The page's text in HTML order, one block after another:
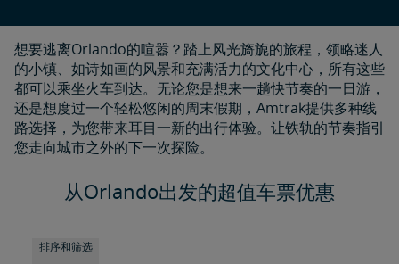
想要逃离Orlando的喧嚣？踏上风光旖旎的旅程，领略迷人
的小镇、如诗如画的风景和充满活力的文化中心，所有这些
都可以乘坐火车到达。无论您是想来一趟快节奏的一日游，
还是想度过一个轻松悠闲的周末假期，Amtrak提供多种线
路选择，为您带来耳目一新的出行体验。让铁轨的节奏指引
您走向城市之外的下一次探险。
从Orlando出发的超值车票优惠
排序和筛选